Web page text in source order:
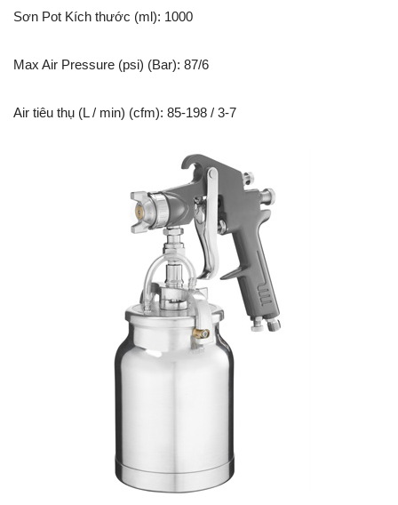
Sơn Pot Kích thước (ml): 1000
Max Air Pressure (psi) (Bar): 87/6
Air tiêu thụ (L / min) (cfm): 85-198 / 3-7